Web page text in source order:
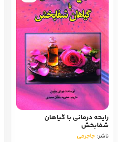
رایحه درمانی با گیاهان
شفابخش
ناشر: جاجرمی